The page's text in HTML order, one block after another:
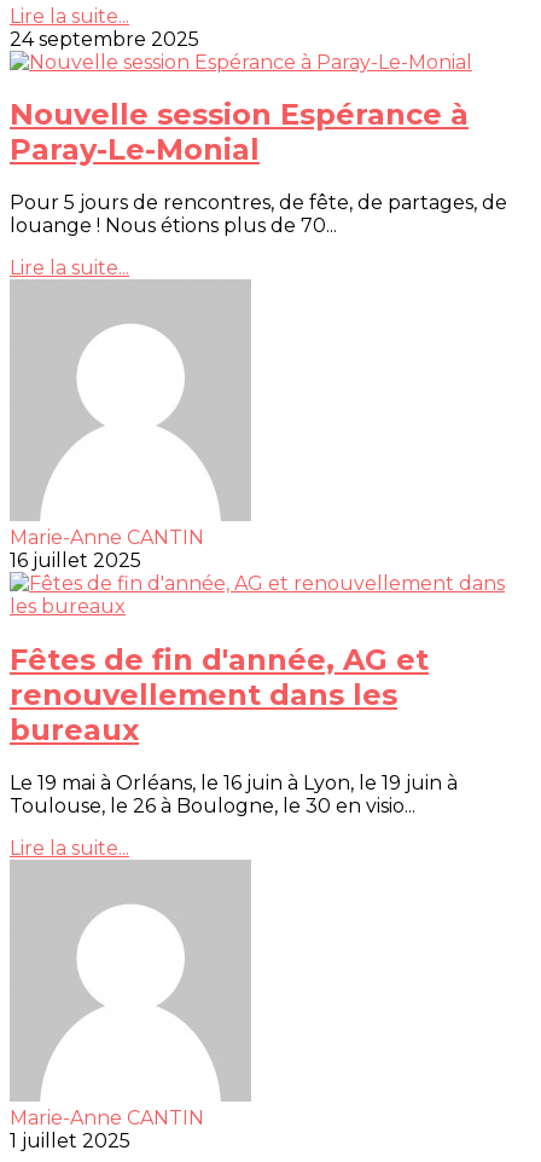
Lire la suite...
24 septembre 2025
Nouvelle session Espérance à
Paray-Le-Monial
Pour 5 jours de rencontres, de fête, de partages, de
louange ! Nous étions plus de 70...
Lire la suite...
Marie-Anne CANTIN
16 juillet 2025
Fêtes de fin d'année, AG et
renouvellement dans les
bureaux
Le 19 mai à Orléans, le 16 juin à Lyon, le 19 juin à
Toulouse, le 26 à Boulogne, le 30 en visio...
Lire la suite...
Marie-Anne CANTIN
1 juillet 2025